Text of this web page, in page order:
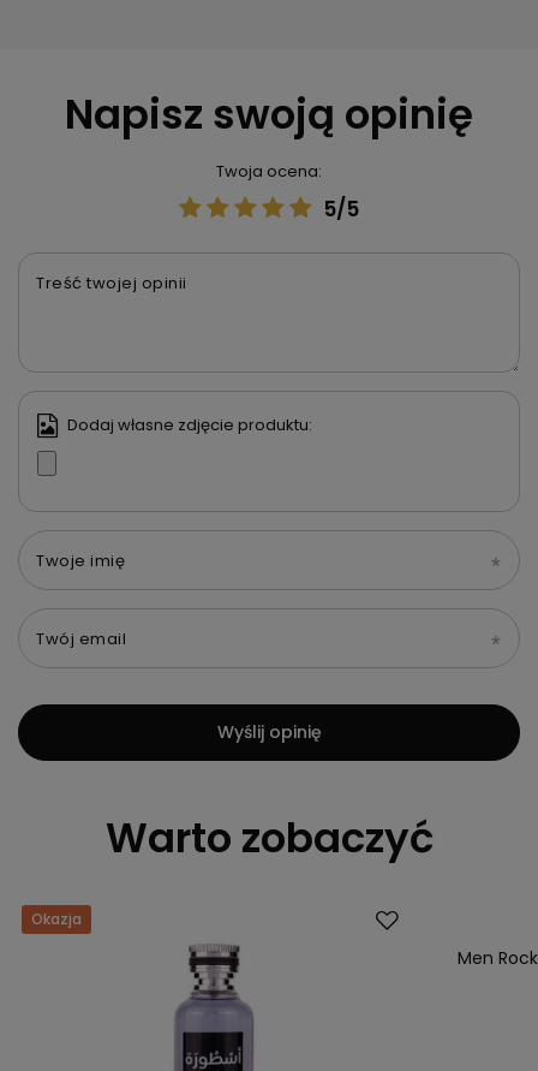
Napisz swoją opinię
Twoja ocena:
5/5
Treść twojej opinii
Dodaj własne zdjęcie produktu:
Twoje imię
Twój email
Wyślij opinię
Warto zobaczyć
Okazja
Men